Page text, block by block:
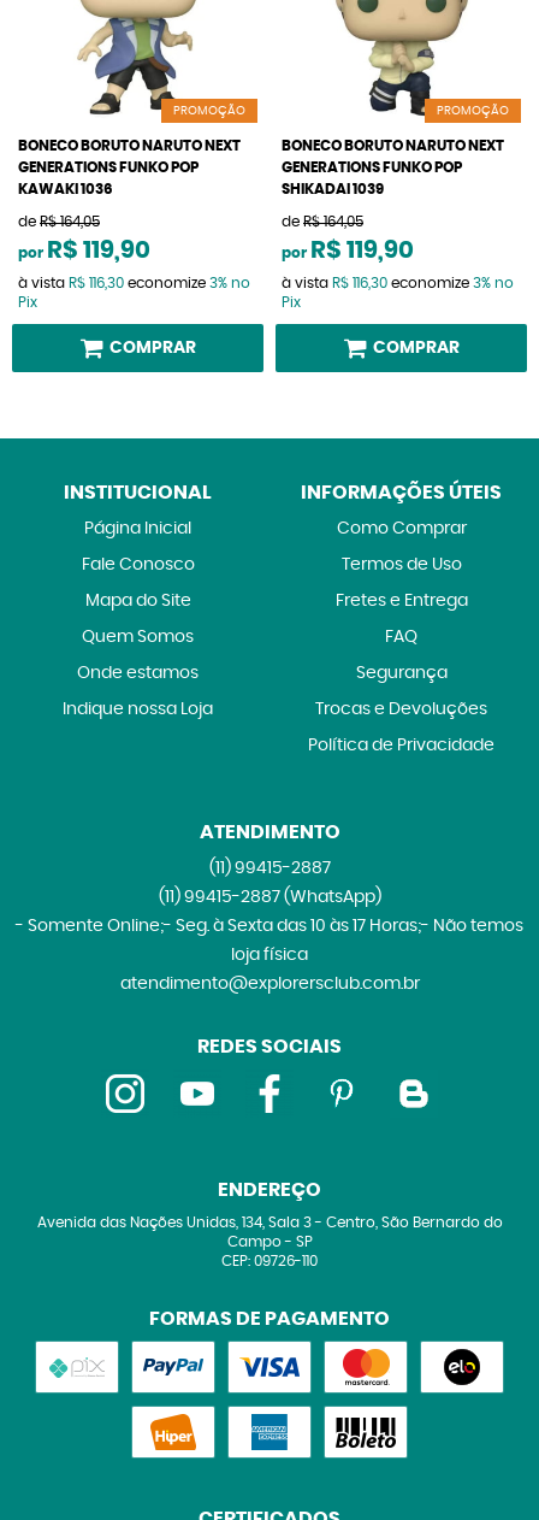
PROMOÇÃO
BONECO BORUTO NARUTO NEXT
GENERATIONS FUNKO POP
KAWAKI 1036
de R$ 164,05
por R$ 119,90
à vista R$ 116,30 economize 3% no
Pix
COMPRAR
PROMOÇÃO
BONECO BORUTO NARUTO NEXT
GENERATIONS FUNKO POP
SHIKADAI 1039
de R$ 164,05
por R$ 119,90
à vista R$ 116,30 economize 3% no
Pix
COMPRAR
INSTITUCIONAL
Página Inicial
Fale Conosco
Mapa do Site
Quem Somos
Onde estamos
Indique nossa Loja
INFORMAÇÕES ÚTEIS
Como Comprar
Termos de Uso
Fretes e Entrega
FAQ
Segurança
Trocas e Devoluções
Política de Privacidade
ATENDIMENTO
(11)99415-2887
(11)99415-2887 (WhatsApp)
- Somente Online;- Seg. à Sexta das 10 às 17 Horas;- Não temos
loja física
atendimento@explorersclub.com.br
REDES SOCIAIS
ENDEREÇO
Avenida das Nações Unidas, 134, Sala 3- Centro, São Bernardo do
Campo- SP
CEP: 09726-110
FORMAS DE PAGAMENTO